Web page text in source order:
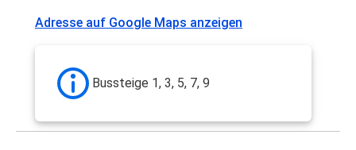
Adresse auf Google Maps anzeigen
Bussteige 1, 3, 5, 7, 9